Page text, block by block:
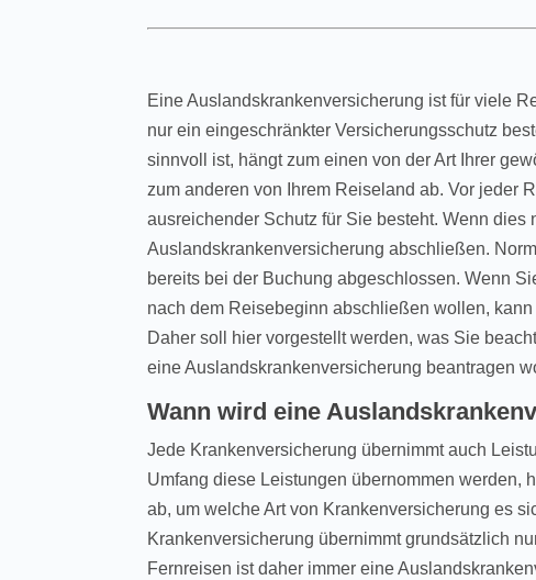
Eine Auslandskrankenversicherung ist für viele
nur ein eingeschränkter Versicherungsschutz
sinnvoll ist, hängt zum einen von der Art Ihrer
zum anderen von Ihrem Reiseland ab. Vor jeder
ausreichender Schutz für Sie besteht. Wenn
Auslandskrankenversicherung abschließen.
bereits bei der Buchung abgeschlossen. Wenn
nach dem Reisebeginn abschließen wollen,
Daher soll hier vorgestellt werden, was Sie
eine Auslandskrankenversicherung beantragen
Wann wird eine
Jede Krankenversicherung übernimmt auch
Umfang diese Leistungen übernommen werden,
ab, um welche Art von Krankenversicherung es
Krankenversicherung übernimmt grundsätzlich
Fernreisen ist daher immer eine